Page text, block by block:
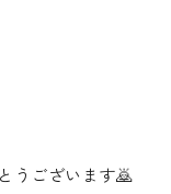
うございます🙇